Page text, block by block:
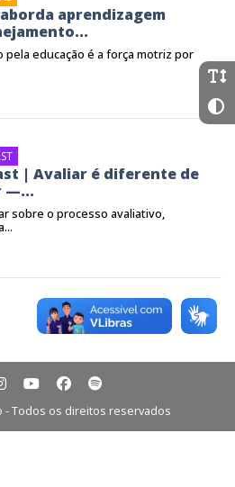
aprendizagem
pela educação é a força motriz por
| Avaliar é diferente de
—...
sobre o processo avaliativo,
- Todos os direitos reservados